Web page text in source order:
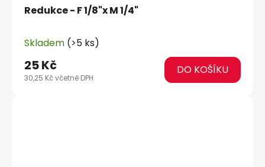
Redukce - F 1/8"x M 1/4"
Skladem (>5 ks)
30,25 Kč včetně DPH
25 Kč DO KOŠÍKU